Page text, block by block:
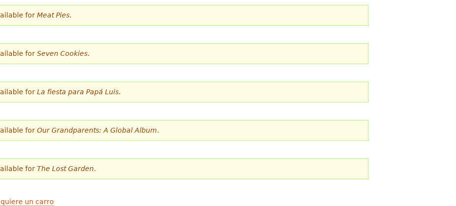
for Meat Pies.
for Seven Cookies.
for La fiesta para Papá Luis.
for Our Grandparents: A Global Album.
for The Lost Garden.
un carro